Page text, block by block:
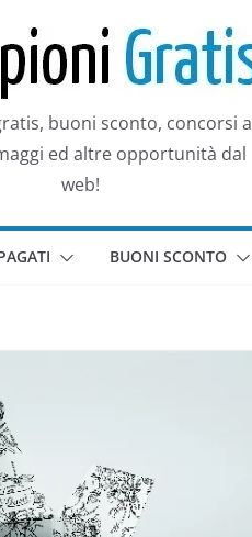
buoni sconto, concorsi a
ed altre opportunità dal
web!
BUONI SCONTO